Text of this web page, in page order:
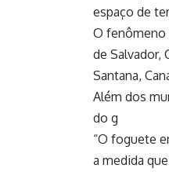
espaço de
O fenômeno
de Salvador,
Santana,
Além dos
do g
“O foguete
a medida